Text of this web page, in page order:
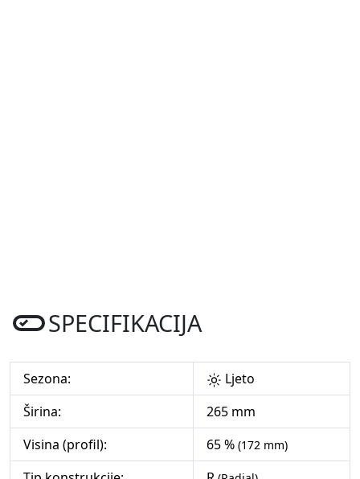
SPECIFIKACIJA
Sezona:
Ljeto
Širina:
265 mm
Visina (profil):
65 % (172 mm)